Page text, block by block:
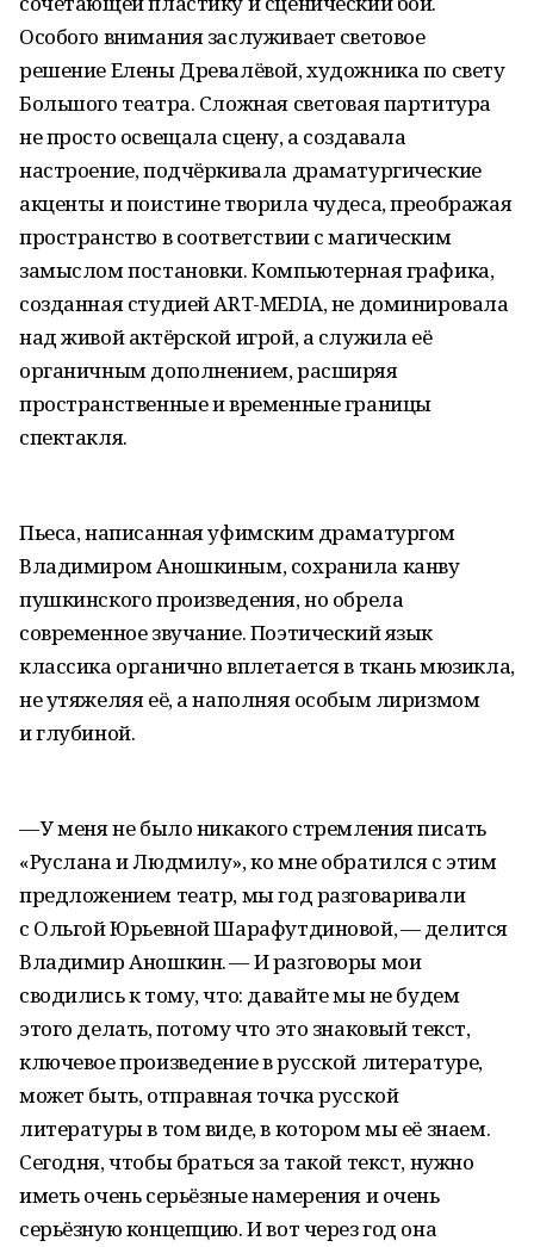
Особого внимания заслуживает световое
решение Елены Древалёвой, художника по свету
Большого театра. Сложная световая партитура
не просто освещала сцену, а создавала
настроение, подчёркивала драматургические
акценты и поистине творила чудеса, преображая
пространство в соответствии с магическим
замыслом постановки. Компьютерная графика,
созданная студией ART-MEDIA, не доминировала
над живой актёрской игрой, а служила её
органичным дополнением, расширяя
пространственные и временные границы
спектакля.
Пьеса, написанная уфимским драматургом
Владимиром Аношкиным, сохранила канву
пушкинского произведения, но обрела
современное звучание. Поэтический язык
классика органично вплетается в ткань мюзикла,
не утяжеляя её, а наполняя особым лиризмом
и глубиной.
— У меня не было никакого стремления писать
«Руслана и Людмилу», ко мне обратился с этим
предложением театр, мы год разговаривали
с Ольгой Юрьевной Шарафутдиновой, — делится
Владимир Аношкин. — И разговоры мои
сводились к тому, что: давайте мы не будем
этого делать, потому что это знаковый текст,
ключевое произведение в русской литературе,
может быть, отправная точка русской
литературы в том виде, в котором мы её знаем.
Сегодня, чтобы браться за такой текст, нужно
иметь очень серьёзные намерения и очень
серьёзную концепцию. И вот через год она